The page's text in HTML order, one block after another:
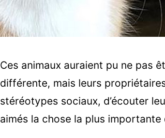
Ces animaux auraient pu ne pas
différente, mais leurs
stéréotypes sociaux, d’écouter
aimés la chose la plus importante